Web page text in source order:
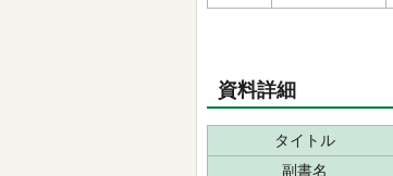
資料詳細
タイトル
副書名